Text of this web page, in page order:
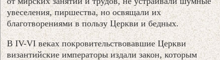
увеселения, пиршества, но освящали их
благотворениями в пользу Церкви и бедных.
В IV-VI веках покровительствовавшие Церкви
византийские императоры издали закон, которым